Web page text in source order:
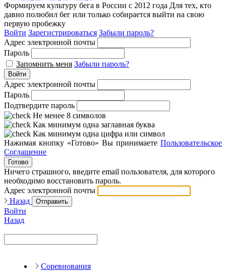
Формируем культуру бега в России с 2012 года Для тех, кто
давно полюбил бег или только собирается выйти на свою
первую пробежку
Войти Зарегистрироваться Забыли пароль?
Адрес электронной почты
Пароль
Запомнить меня Забыли пароль?
Войти
Адрес электронной почты
Пароль
Подтвердите пароль
Не менее 8 символов
Как минимум одна заглавная буква
Как минимум одна цифра или символ
Нажимая кнопку «Готово» Вы принимаете Пользовательское
Соглашение
Готово
Ничего страшного, введите email пользователя, для которого
необходимо восстановить пароль.
Адрес электронной почты
Назад
Отправить
Войти
Назад
Соревнования